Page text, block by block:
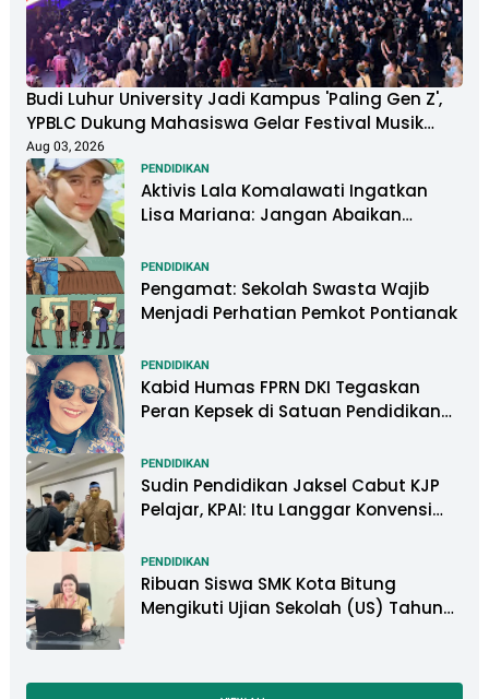
Budi Luhur University Jadi Kampus 'Paling Gen Z',
YPBLC Dukung Mahasiswa Gelar Festival Musik
Berkapasitas Ribuan Penonton
Aug 03, 2026
PENDIDIKAN
Aktivis Lala Komalawati Ingatkan
Lisa Mariana: Jangan Abaikan
DNA
PENDIDIKAN
Pengamat: Sekolah Swasta Wajib
Menjadi Perhatian Pemkot Pontianak
PENDIDIKAN
Kabid Humas FPRN DKI Tegaskan
Peran Kepsek di Satuan Pendidikan
PENDIDIKAN
Sudin Pendidikan Jaksel Cabut KJP
Pelajar, KPAI: Itu Langgar Konvensi
PENDIDIKAN
Ribuan Siswa SMK Kota Bitung
Mengikuti Ujian Sekolah (US) Tahun